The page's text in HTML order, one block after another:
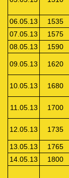
06.05.13
1535
07.05.13
1575
08.05.13
1590
09.05.13 1620
10.05.13 1680
11.05.13 1700
12.05.13 1735
13.05.13
1765
14.05.13
1800